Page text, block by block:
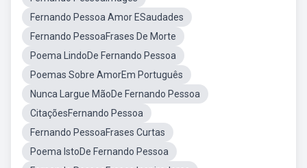
Fernando Pessoa Amor ESaudades
Fernando PessoaFrases De Morte
Poema LindoDe Fernando Pessoa
Poemas Sobre AmorEm Português
Nunca Largue MãoDe Fernando Pessoa
CitaçõesFernando Pessoa
Fernando PessoaFrases Curtas
Poema IstoDe Fernando Pessoa